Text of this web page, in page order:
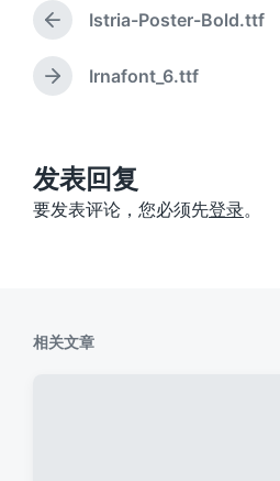
上
篇
文
章
Istria-Poster-Bold.ttf
下
：
Irnafont_6.ttf
发表回复
要发表评论，您必须先登录。
相关文章